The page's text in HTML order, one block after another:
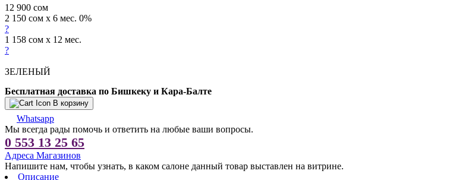
12 900 сом
2 150 сом x 6 мес. 0%
?
1 158 сом x 12 мес.
?
ЗЕЛЕНЫЙ
Бесплатная доставка по Бишкеку и Кара-Балте
В корзину
Whatsapp
Мы всегда рады помочь и ответить на любые ваши вопросы.
0 553 13 25 65
Адреса Магазинов
Напишите нам, чтобы узнать, в каком салоне данный товар выставлен на витрине.
Описание